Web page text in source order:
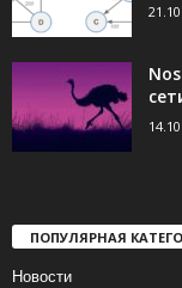
ПОПУЛЯРНАЯ
Новости